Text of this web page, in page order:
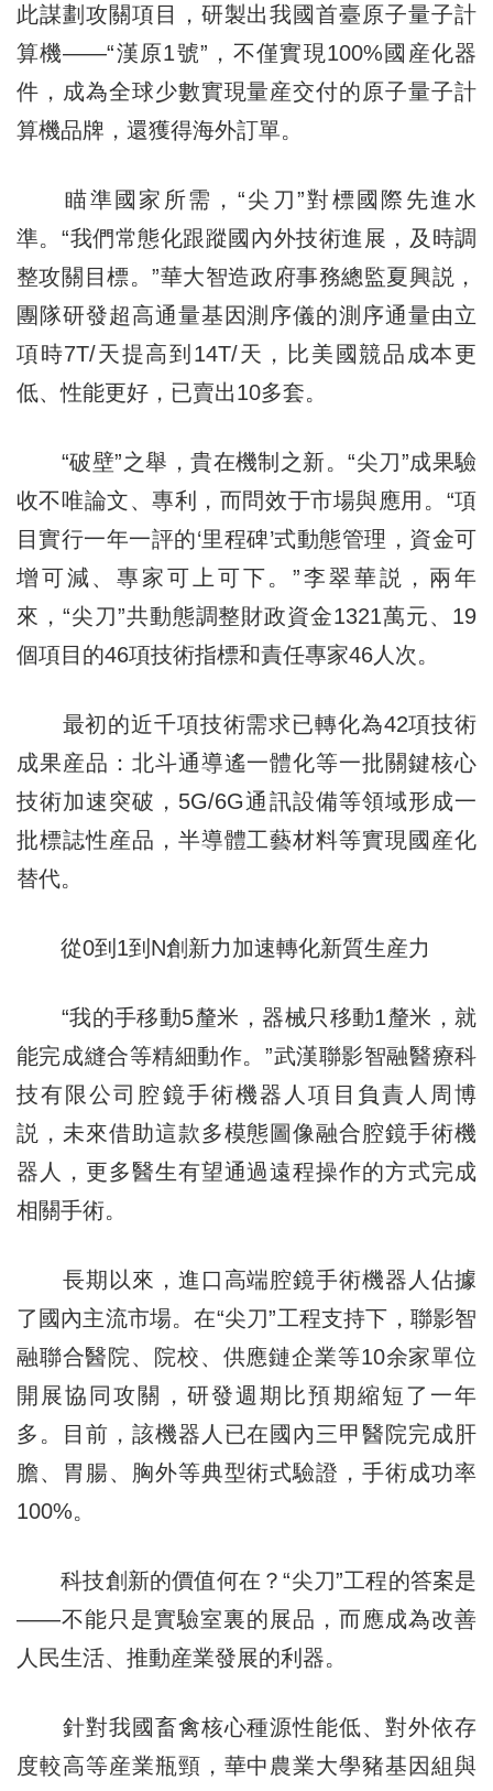
此謀劃攻關項目，研製出我國首臺原子量子計
算機——“漢原1號”，不僅實現100%國産化器
件，成為全球少數實現量産交付的原子量子計
算機品牌，還獲得海外訂單。
瞄準國家所需，“尖刀”對標國際先進水
準。“我們常態化跟蹤國內外技術進展，及時調
整攻關目標。”華大智造政府事務總監夏興説，
團隊研發超高通量基因測序儀的測序通量由立
項時7T/天提高到14T/天，比美國競品成本更
低、性能更好，已賣出10多套。
“破壁”之舉，貴在機制之新。“尖刀”成果驗
收不唯論文、專利，而問效于市場與應用。“項
目實行一年一評的‘里程碑’式動態管理，資金可
增可減、專家可上可下。”李翠華説，兩年
來，“尖刀”共動態調整財政資金1321萬元、19
個項目的46項技術指標和責任專家46人次。
最初的近千項技術需求已轉化為42項技術
成果産品：北斗通導遙一體化等一批關鍵核心
技術加速突破，5G/6G通訊設備等領域形成一
批標誌性産品，半導體工藝材料等實現國産化
替代。
從0到1到N創新力加速轉化新質生産力
“我的手移動5釐米，器械只移動1釐米，就
能完成縫合等精細動作。”武漢聯影智融醫療科
技有限公司腔鏡手術機器人項目負責人周博
説，未來借助這款多模態圖像融合腔鏡手術機
器人，更多醫生有望通過遠程操作的方式完成
相關手術。
長期以來，進口高端腔鏡手術機器人佔據
了國內主流市場。在“尖刀”工程支持下，聯影智
融聯合醫院、院校、供應鏈企業等10余家單位
開展協同攻關，研發週期比預期縮短了一年
多。目前，該機器人已在國內三甲醫院完成肝
膽、胃腸、胸外等典型術式驗證，手術成功率
100%。
科技創新的價值何在？“尖刀”工程的答案是
——不能只是實驗室裏的展品，而應成為改善
人民生活、推動産業發展的利器。
針對我國畜禽核心種源性能低、對外依存
度較高等産業瓶頸，華中農業大學豬基因組與